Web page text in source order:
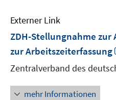
Externer Link
ZDH-Stellungnahme
zur Arbeitszeiterfassung
Zentralverband des
mehr Informationen